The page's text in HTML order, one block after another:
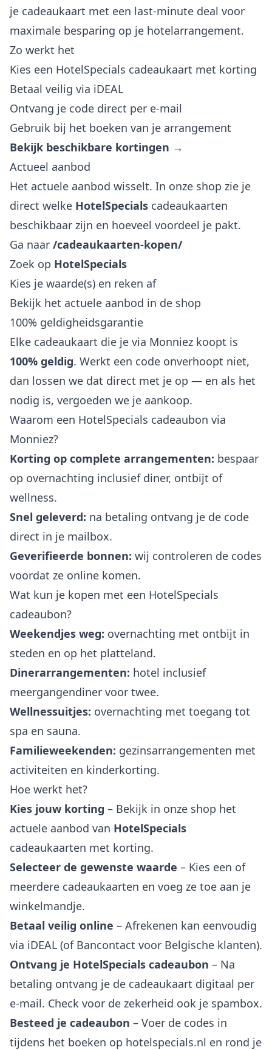
je cadeaukaart met een last-minute deal voor
maximale besparing op je hotelarrangement.
Zo werkt het
Kies een HotelSpecials cadeaukaart met korting
Betaal veilig via iDEAL
Ontvang je code direct per e-mail
Gebruik bij het boeken van je arrangement
Bekijk beschikbare kortingen →
Actueel aanbod
Het actuele aanbod wisselt. In onze shop zie je
direct welke HotelSpecials cadeaukaarten
beschikbaar zijn en hoeveel voordeel je pakt.
Ga naar /cadeaukaarten-kopen/
Zoek op HotelSpecials
Kies je waarde(s) en reken af
Bekijk het actuele aanbod in de shop
100% geldigheidsgarantie
Elke cadeaukaart die je via Monniez koopt is
100% geldig. Werkt een code onverhoopt niet,
dan lossen we dat direct met je op — en als het
nodig is, vergoeden we je aankoop.
Waarom een HotelSpecials cadeaubon via
Monniez?
Korting op complete arrangementen: bespaar
op overnachting inclusief diner, ontbijt of
wellness.
Snel geleverd: na betaling ontvang je de code
direct in je mailbox.
Geverifieerde bonnen: wij controleren de codes
voordat ze online komen.
Wat kun je kopen met een HotelSpecials
cadeaubon?
Weekendjes weg: overnachting met ontbijt in
steden en op het platteland.
Dinerarrangementen: hotel inclusief
meergangendiner voor twee.
Wellnessuitjes: overnachting met toegang tot
spa en sauna.
Familieweekenden: gezinsarrangementen met
activiteiten en kinderkorting.
Hoe werkt het?
Kies jouw korting – Bekijk in onze shop het
actuele aanbod van HotelSpecials
cadeaukaarten met korting.
Selecteer de gewenste waarde – Kies een of
meerdere cadeaukaarten en voeg ze toe aan je
winkelmandje.
Betaal veilig online – Afrekenen kan eenvoudig
via iDEAL (of Bancontact voor Belgische klanten).
Ontvang je HotelSpecials cadeaubon – Na
betaling ontvang je de cadeaukaart digitaal per
e-mail. Check voor de zekerheid ook je spambox.
Besteed je cadeaubon – Voer de codes in
tijdens het boeken op hotelspecials.nl en rond je